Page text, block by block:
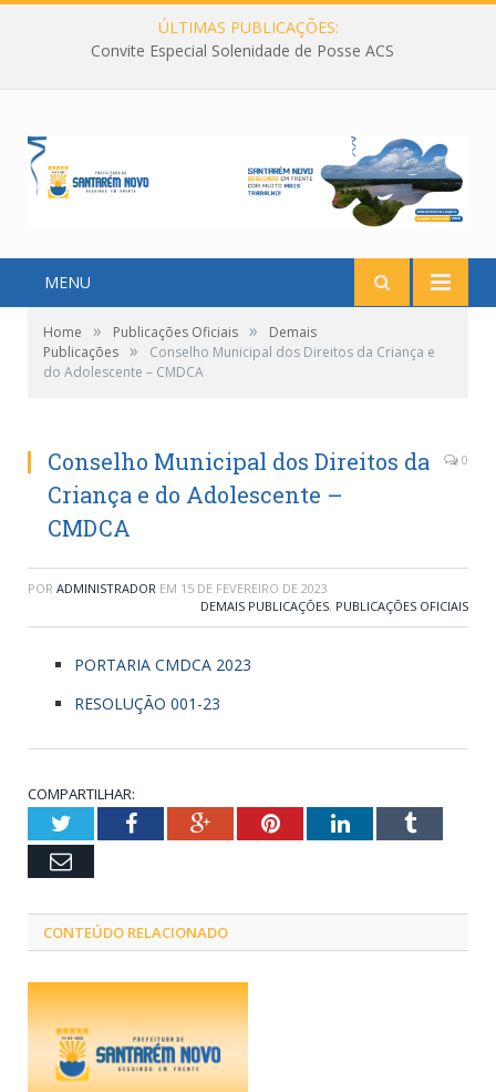
ÚLTIMAS PUBLICAÇÕES:
Convite Especial Solenidade de Posse ACS
MENU
Home » Publicações Oficiais »
Demais
Publicações »
Conselho Municipal dos Direitos da Criança e
do Adolescente – CMDCA
Conselho Municipal dos Direitos da
Criança e do Adolescente –
CMDCA
0
POR ADMINISTRADOR EM 15 DE FEVEREIRO DE 2023
DEMAIS PUBLICAÇÕES, PUBLICAÇÕES OFICIAIS
PORTARIA CMDCA 2023
RESOLUÇÃO 001-23
COMPARTILHAR:
TwitterFacebookGoogle+PinterestLinkedInTumblr
Email
CONTEÚDO RELACIONADO